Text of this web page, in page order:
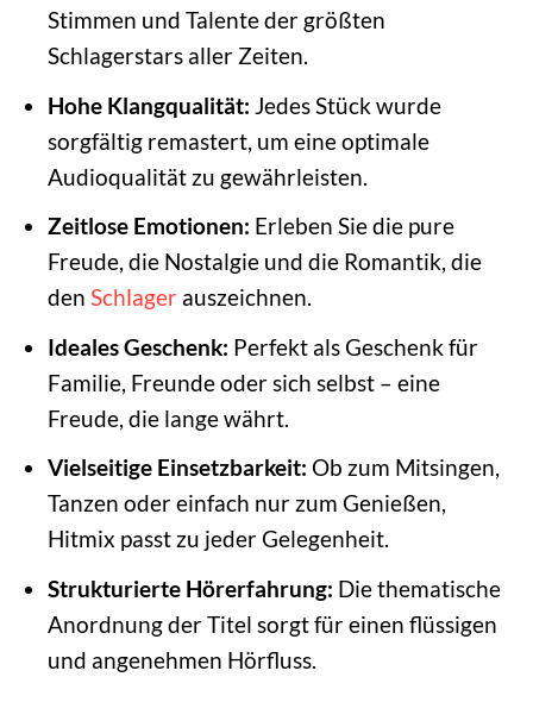
Stimmen und Talente der größten
Schlagerstars aller Zeiten.
Hohe Klangqualität: Jedes Stück wurde
sorgfältig remastert, um eine optimale
Audioqualität zu gewährleisten.
Zeitlose Emotionen: Erleben Sie die pure
Freude, die Nostalgie und die Romantik, die
den Schlagerauszeichnen.
Ideales Geschenk: Perfekt als Geschenk für
Familie, Freunde oder sich selbst – eine
Freude, die lange währt.
Vielseitige Einsetzbarkeit: Ob zum Mitsingen,
Tanzen oder einfach nur zum Genießen,
Hitmix passt zu jeder Gelegenheit.
Strukturierte Hörerfahrung: Die thematische
Anordnung der Titel sorgt für einen flüssigen
und angenehmen Hörfluss.